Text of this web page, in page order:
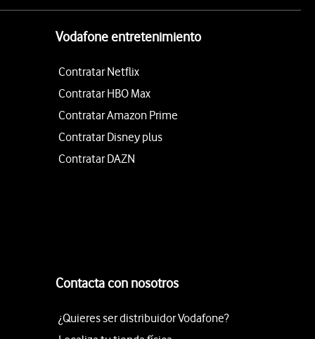
Vodafone entretenimiento
Contratar Netflix
Contratar HBO Max
Contratar Amazon Prime
Contratar Disney plus
Contratar DAZN
Contacta con nosotros
¿Quieres ser distribuidor Vodafone?